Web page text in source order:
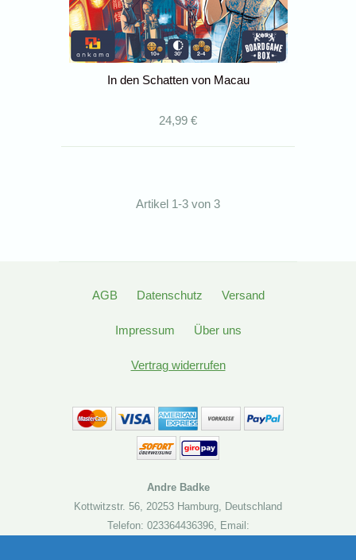
In den Schatten von Macau
24,99 €
Artikel 1-3 von 3
AGB Datenschutz Versand
Impressum Über uns
Vertrag widerrufen
Andre Badke
Kottwitzstr. 56, 20253 Hamburg, Deutschland
Telefon: 023364436396, Email: